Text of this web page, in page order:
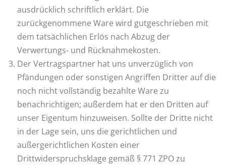
ausdrücklich schriftlich erklärt. Die
zurückgenommene Ware wird gutgeschrieben mit
dem tatsächlichen Erlös nach Abzug der
Verwertungs- und Rücknahmekosten.
Der Vertragspartner hat uns unverzüglich von
Pfändungen oder sonstigen Angriffen Dritter auf die
noch nicht vollständig bezahlte Ware zu
benachrichtigen; außerdem hat er den Dritten auf
unser Eigentum hinzuweisen. Sollte der Dritte nicht
in der Lage sein, uns die gerichtlichen und
außergerichtlichen Kosten einer
Drittwiderspruchsklage gemäß § 771 ZPO zu